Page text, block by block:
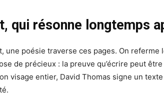
qui résonne longtemps
une poésie traverse ces pages. On referme
de précieux : la preuve qu’écrire peut
visage entier, David Thomas signe un